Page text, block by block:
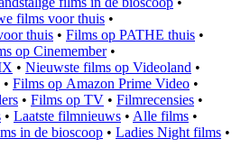
films voor thuis •
thuis • Films op PATHE thuis •
op Cinemember•
• Nieuwste films op Videoland •
• Films op Amazon Prime Video •
• Films op TV • Filmrecensies •
• Laatste filmnieuws • Alle films •
in de bioscoop • Ladies Night films •